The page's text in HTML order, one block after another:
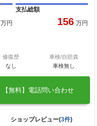
万円
支払総額
156 万円
修復歴
なし
車検/自賠責
車検無し
【無料】電話問い合わせ
ショップレビュー(3件)